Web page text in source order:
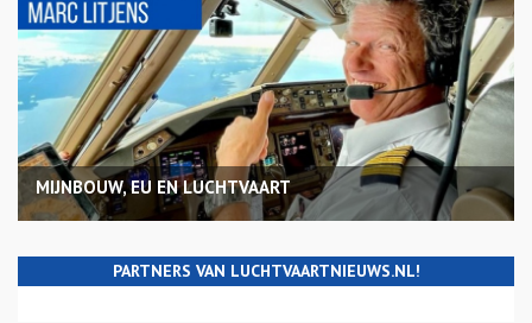
MIJNBOUW, EU EN LUCHTVAART
PARTNERS VAN LUCHTVAARTNIEUWS.NL!